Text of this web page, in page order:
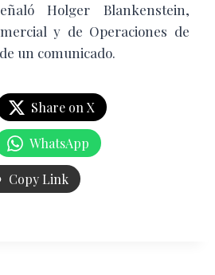
Holger Blankenstein,
y de Operaciones de
un comunicado.
Share on X
WhatsApp
Copy Link